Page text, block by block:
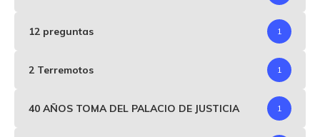
12 preguntas 1
2 Terremotos 1
40 AÑOS TOMA DEL PALACIO DE JUSTICIA 1